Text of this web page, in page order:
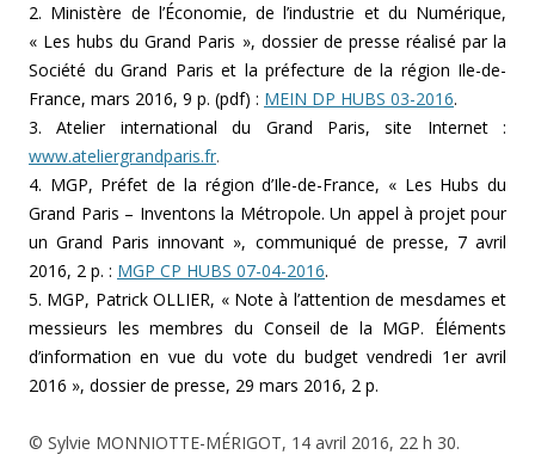
2. Ministère de l’Économie, de l’industrie et du Numérique,
« Les hubs du Grand Paris », dossier de presse réalisé par la
Société du Grand Paris et la préfecture de la région Ile-de-
France, mars 2016, 9 p. (pdf) : MEIN DP HUBS 03-2016.
3. Atelier international du Grand Paris, site Internet :
www.ateliergrandparis.fr.
4. MGP, Préfet de la région d’Ile-de-France, « Les Hubs du
Grand Paris – Inventons la Métropole. Un appel à projet pour
un Grand Paris innovant », communiqué de presse, 7 avril
2016, 2 p. : MGP CP HUBS 07-04-2016.
5. MGP, Patrick OLLIER, « Note à l’attention de mesdames et
messieurs les membres du Conseil de la MGP. Éléments
d’information en vue du vote du budget vendredi 1er avril
2016 », dossier de presse, 29 mars 2016, 2 p.
© Sylvie MONNIOTTE-MÉRIGOT, 14 avril 2016, 22 h 30.